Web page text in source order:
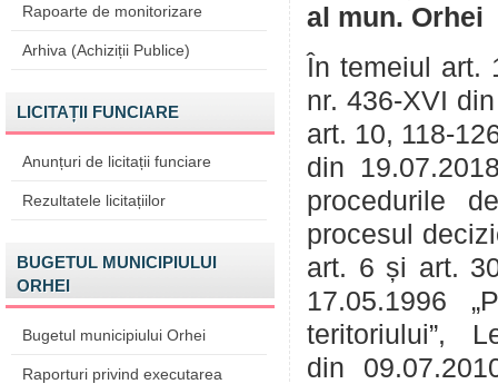
Rapoarte de monitorizare
Arhiva (Achiziții Publice)
LICITAȚII FUNCIARE
Anunțuri de licitații funciare
Rezultatele licitațiilor
BUGETUL MUNICIPIULUI
ORHEI
Bugetul municipiului Orhei
Raporturi privind executarea
al mun. Orhei
În temeiul art.
nr. 436-XVI
art. 10, 118-
din
procedurile
procesul
art. 6 și art.
17.05.1996
teritoriului”,
din